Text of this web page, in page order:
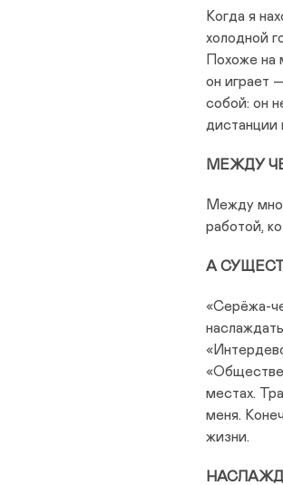
Когда я
холодной
Похоже на
он играет
собой: он
дистанции
МЕЖДУ
Между
работой,
А
«Серёжа-
местах.
меня.
жизни.